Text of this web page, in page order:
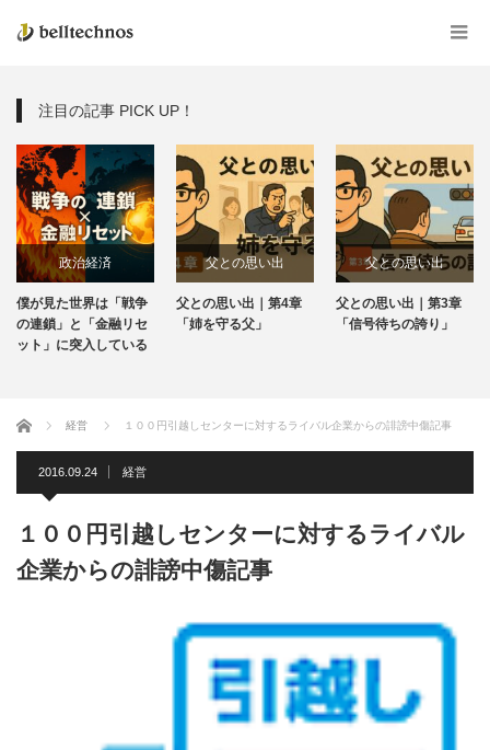
注目の記事 PICK UP！
政治経済
僕が見た世界は「戦争
の連鎖」と「金融リセ
ット」に突入している
父との思い出
父との思い出｜第4章
「姉を守る父」
父との思い出
父との思い出｜第3章
「信号待ちの誇り」
ホーム 経営 １００円引越しセンターに対するライバル企業からの誹謗中傷記事
2016.09.24 経営
１００円引越しセンターに対するライバル
企業からの誹謗中傷記事